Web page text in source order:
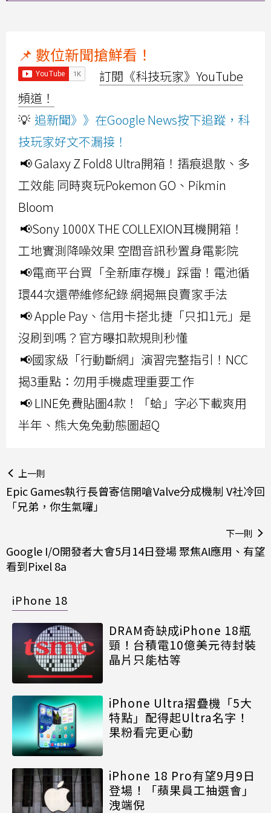
📌 數位新聞搶鮮看！
訂閱《科技玩家》YouTube
頻道！
💡 追新聞》》在Google News按下追蹤，科
技玩家好文不漏接！
📢 Galaxy Z Fold8 Ultra開箱！摺痕退散、多
工效能 同時爽玩Pokemon GO、Pikmin
Bloom
📢Sony 1000X THE COLLEXION耳機開箱！
工地實測降噪效果 空間音訊秒置身電影院
📢電商平台買「全新庫存機」踩雷！電池循
環44次還帶維修紀錄 網揭無良賣家手法
📢 Apple Pay、信用卡搭北捷「只扣1元」是
沒刷到嗎？官方曝扣款規則秒懂
📢國家級「行動斷網」演習完整指引！NCC
揭3重點：勿用手機處理重要工作
📢 LINE免費貼圖4款！「蛤」字必下載爽用
半年、熊大兔兔動態圖超Q
上一則
Epic Games執行長曾寄信開嗆Valve分成機制 V社冷回
「兄弟，你生氣囉」
下一則
Google I/O開發者大會5月14日登場 聚焦AI應用、有望
看到Pixel 8a
iPhone 18
DRAM奇缺成iPhone 18瓶
頸！台積電10億美元待封裝
晶片只能枯等
iPhone Ultra摺疊機「5大
特點」配得起Ultra名字！
果粉看完更心動
iPhone 18 Pro有望9月9日
登場！「蘋果員工抽選會」
洩端倪